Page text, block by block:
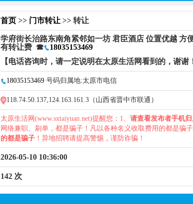
首页 >> 门市转让 >> 转让
学府街长治路东南角紧邻如一坊 君臣酒店 位置优越 方
有转让费 ☎
18035153469
【电话咨询时，请一定说明在太原生活网看到的，谢谢
18035153469 号码归属地:太原市电信
118.74.50.137,124.163.161.3（山西省晋中市联通）
太原生活网(www.sxtaiyuan.net)提醒您：1、 请查看发布者手机
网络兼职、刷单，都是骗子！凡以各种名义收取费用的都是骗子
的都是骗子 ！异地招聘请提高警惕，谨防诈骗！
2026-05-10 10:36:00
142 次